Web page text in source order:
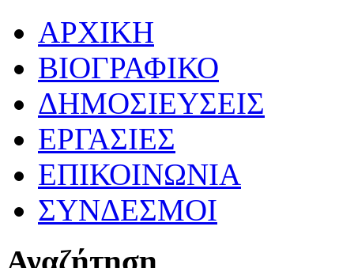
ΑΡΧΙΚΗ
ΒΙΟΓΡΑΦΙΚΟ
ΔΗΜΟΣΙΕΥΣΕΙΣ
ΕΡΓΑΣΙΕΣ
ΕΠΙΚΟΙΝΩΝΙΑ
ΣΥΝΔΕΣΜΟΙ